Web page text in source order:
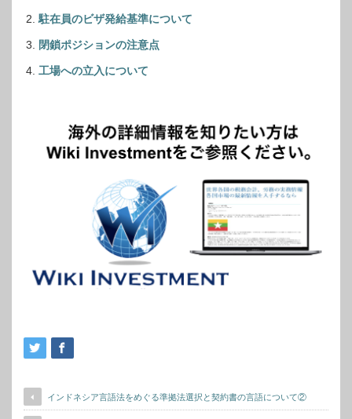
駐在員のビザ発給基準について
閉鎖ポジションの注意点
工場への立入について
インドネシア言語法をめぐる準拠法選択と契約書の言語について②